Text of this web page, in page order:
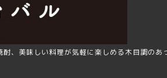
、美味しい料理が気軽に楽しめる木目調のあ